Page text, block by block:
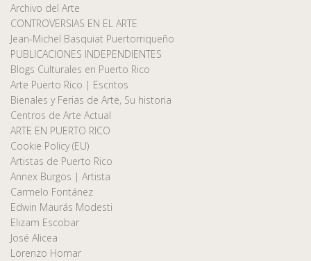
Archivo del Arte
CONTROVERSIAS EN EL ARTE
Jean-Michel Basquiat Puertorriqueño
PUBLICACIONES INDEPENDIENTES
Blogs Culturales en Puerto Rico
Arte Puerto Rico | Escritos
Bienales y Ferias de Arte, Su historia
Centros de Arte Actual
ARTE EN PUERTO RICO
Cookie Policy (EU)
Artistas de Puerto Rico
Annex Burgos | Artista
Carmelo Fontánez
Edwin Maurás Modesti
Elizam Escobar
José Alicea
Lorenzo Homar